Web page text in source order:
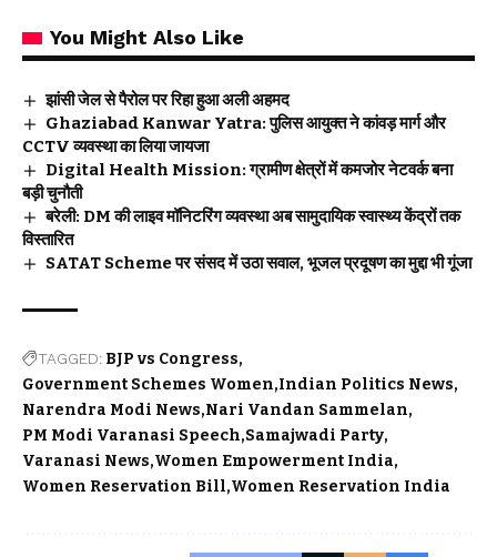
You Might Also Like
झांसी जेल से पैरोल पर रिहा हुआ अली अहमद
Ghaziabad Kanwar Yatra: पुलिस आयुक्त ने कांवड़ मार्ग और
CCTV व्यवस्था का लिया जायजा
Digital Health Mission: ग्रामीण क्षेत्रों में कमजोर नेटवर्क बना
बड़ी चुनौती
बरेली: DM की लाइव मॉनिटरिंग व्यवस्था अब सामुदायिक स्वास्थ्य केंद्रों तक
विस्तारित
SATAT Scheme पर संसद में उठा सवाल, भूजल प्रदूषण का मुद्दा भी गूंजा
TAGGED: BJP vs Congress
Government Schemes Women Indian Politics News
Narendra Modi News Nari Vandan Sammelan
PM Modi Varanasi Speech Samajwadi Party
Varanasi News Women Empowerment India
Women Reservation Bill Women Reservation India